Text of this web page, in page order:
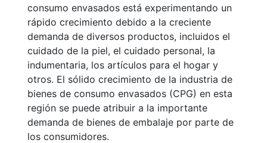
consumo envasados está experimentando un
rápido crecimiento debido a la creciente
demanda de diversos productos, incluidos el
cuidado de la piel, el cuidado personal, la
indumentaria, los artículos para el hogar y
otros. El sólido crecimiento de la industria de
bienes de consumo envasados (CPG) en esta
región se puede atribuir a la importante
demanda de bienes de embalaje por parte de
los consumidores.